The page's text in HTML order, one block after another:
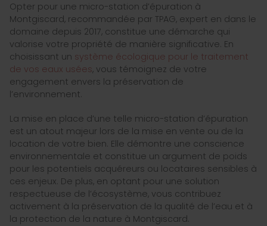
Opter pour une micro-station d’épuration à
Montgiscard, recommandée par TPAG, expert en dans le
domaine depuis 2017, constitue une démarche qui
valorise votre propriété de manière significative. En
choisissant un système écologique pour le traitement
de vos eaux usées, vous témoignez de votre
engagement envers la préservation de
l’environnement.
La mise en place d’une telle micro-station d’épuration
est un atout majeur lors de la mise en vente ou de la
location de votre bien. Elle démontre une conscience
environnementale et constitue un argument de poids
pour les potentiels acquéreurs ou locataires sensibles à
ces enjeux. De plus, en optant pour une solution
respectueuse de l’écosystème, vous contribuez
activement à la préservation de la qualité de l’eau et à
la protection de la nature à Montgiscard.